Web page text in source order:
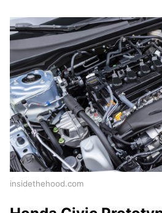
insidethehood.com